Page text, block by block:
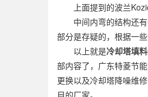
上面提到的波兰
中间内弯的结构还有
部分是存疑的，根据一
以上就是冷却塔填
部内容了，广东特菱节
更换以及冷却塔降噪维
目的厂家。